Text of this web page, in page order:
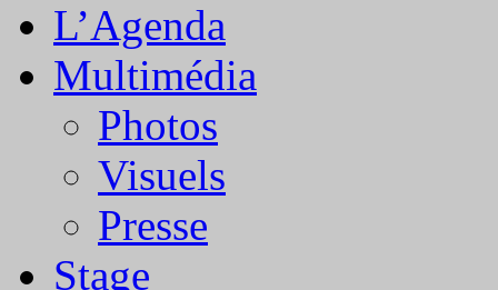
L’Agenda
Multimédia
Photos
Visuels
Presse
Stage